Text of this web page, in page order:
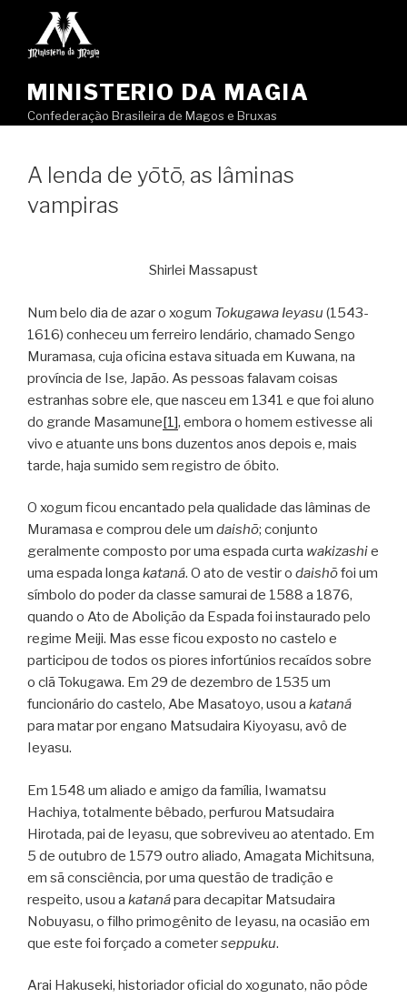
MINISTERIO DA MAGIA
Confederação Brasileira de Magos e Bruxas
A lenda de yōtō, as lâminas
vampiras
Shirlei Massapust
Num belo dia de azar o xogum Tokugawa Ieyasu (1543-
1616) conheceu um ferreiro lendário, chamado Sengo
Muramasa, cuja oficina estava situada em Kuwana, na
província de Ise, Japão. As pessoas falavam coisas
estranhas sobre ele, que nasceu em 1341 e que foi aluno
do grande Masamune[1], embora o homem estivesse ali
vivo e atuante uns bons duzentos anos depois e, mais
tarde, haja sumido sem registro de óbito.
O xogum ficou encantado pela qualidade das lâminas de
Muramasa e comprou dele um daishō; conjunto
geralmente composto por uma espada curta wakizashie
uma espada longa kataná. O ato de vestir o daishōfoi um
símbolo do poder da classe samurai de 1588 a 1876,
quando o Ato de Abolição da Espada foi instaurado pelo
regime Meiji. Mas esse ficou exposto no castelo e
participou de todos os piores infortúnios recaídos sobre
o clã Tokugawa. Em 29 de dezembro de 1535 um
funcionário do castelo, Abe Masatoyo, usou a kataná
para matar por engano Matsudaira Kiyoyasu, avô de
Ieyasu.
Em 1548 um aliado e amigo da família, Iwamatsu
Hachiya, totalmente bêbado, perfurou Matsudaira
Hirotada, pai de Ieyasu, que sobreviveu ao atentado. Em
5 de outubro de 1579 outro aliado, Amagata Michitsuna,
em sã consciência, por uma questão de tradição e
respeito, usou a katanápara decapitar Matsudaira
Nobuyasu, o filho primogênito de Ieyasu, na ocasião em
que este foi forçado a cometerseppuku.
Arai Hakuseki, historiador oficial do xogunato, não pôde